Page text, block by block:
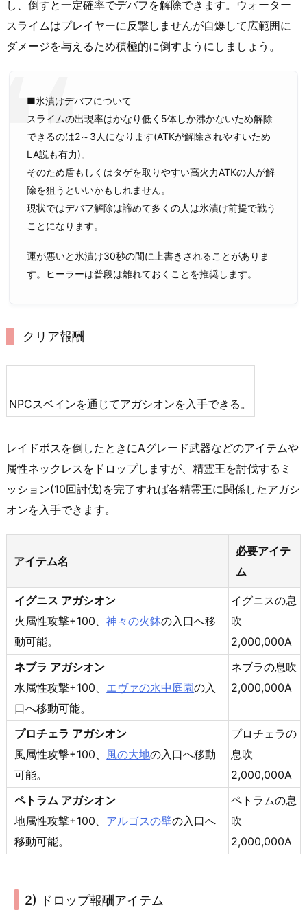
し、倒すと一定確率でデバフを解除できます。ウォーター
スライムはプレイヤーに反撃しませんが自爆して広範囲に
ダメージを与えるため積極的に倒すようにしましょう。
■氷漬けデバフについて
スライムの出現率はかなり低く5体しか沸かないため解除
できるのは2～3人になります(ATKが解除されやすいため
LA説も有力)。
そのため盾もしくはタゲを取りやすい高火力ATKの人が解
除を狙うといいかもしれません。
現状ではデバフ解除は諦めて多くの人は氷漬け前提で戦う
ことになります。
運が悪いと氷漬け30秒の間に上書きされることがありま
す。ヒーラーは普段は離れておくことを推奨します。
クリア報酬
NPCスベインを通じてアガシオンを入手できる。
レイドボスを倒したときにAグレード武器などのアイテムや
属性ネックレスをドロップしますが、精霊王を討伐するミ
ッション(10回討伐)を完了すれば各精霊王に関係したアガシ
オンを入手できます。
アイテム名
必要アイテ
ム
イグニス アガシオン
火属性攻撃+100、神々の火鉢の入口へ移
動可能。
イグニスの息
吹
2,000,000A
ネブラ アガシオン
水属性攻撃+100、 エヴァの水中庭園の入
口へ移動可能。
ネブラの息吹
2,000,000A
プロチェラ アガシオン
風属性攻撃+100、 風の大地の入口へ移動
可能。
プロチェラの
息吹
2,000,000A
ペトラム アガシオン
地属性攻撃+100、 アルゴスの壁の入口へ
移動可能。
ペトラムの息
吹
2,000,000A
2) ドロップ報酬アイテム